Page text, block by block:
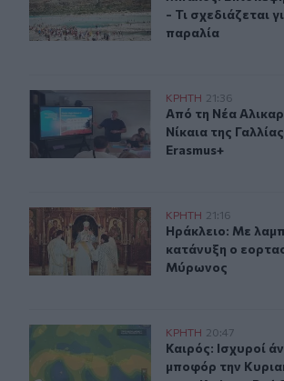
- Τι σχεδιάζεται
παραλία
Από τη Νέα Αλικαρνασσό στη Νίκαια
ΚΡΗΤΗ 21:36
Από τη Νέα
Από τη Νέα
Νίκαια της
Erasmus+
Ηράκλειο: Με λαμπρότητα και
ΚΡΗΤΗ 21:16
Ηράκλειο: Με
Ηράκλειο: Με
κατάνυξη ο
Μύρωνος
Καιρός: Ισχυροί άνεμοι έως 7
ΚΡΗΤΗ 20:47
Καιρός: Ισχυροί
Καιρός: Ισχυροί
μποφόρ την